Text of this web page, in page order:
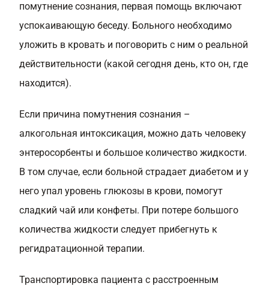
помутнение сознания, первая помощь включают
успокаивающую беседу. Больного необходимо
уложить в кровать и поговорить с ним о реальной
действительности (какой сегодня день, кто он, где
находится).
Если причина помутнения сознания –
алкогольная интоксикация, можно дать человеку
энтеросорбенты и большое количество жидкости.
В том случае, если больной страдает диабетом и у
него упал уровень глюкозы в крови, помогут
сладкий чай или конфеты. При потере большого
количества жидкости следует прибегнуть к
регидратационной терапии.
Транспортировка пациента с расстроенным